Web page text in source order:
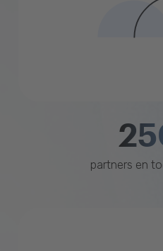
partners en